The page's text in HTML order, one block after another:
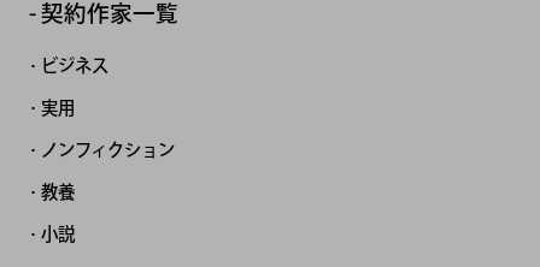
契約作家一覧
ビジネス
実用
ノンフィクション
教養
小説